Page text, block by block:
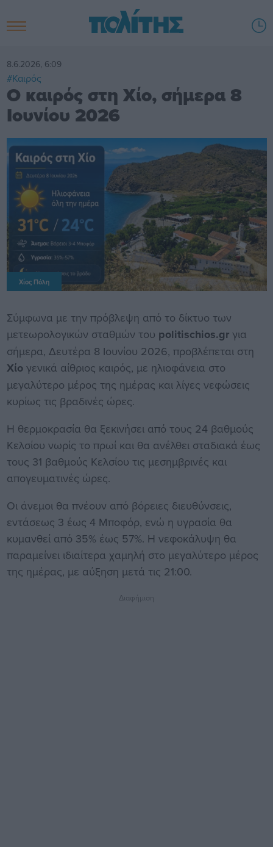
8.6.2026, 6:09
#Καιρός
Ο καιρός στη Χίο, σήμερα 8
Ιουνίου 2026
Χίος Πόλη
Σύμφωνα με την πρόβλεψη από το δίκτυο των
μετεωρολογικών σταθμών του politischios.grγια
σήμερα, Δευτέρα 8 Ιουνίου 2026, προβλέπεται στη
Χίογενικά αίθριος καιρός, με ηλιοφάνεια στο
μεγαλύτερο μέρος της ημέρας και λίγες νεφώσεις
κυρίως τις βραδινές ώρες.
Η θερμοκρασία θα ξεκινήσει από τους 24 βαθμούς
Κελσίου νωρίς το πρωί και θα ανέλθει σταδιακά έως
τους 31 βαθμούς Κελσίου τις μεσημβρινές και
απογευματινές ώρες.
Οι άνεμοι θα πνέουν από βόρειες διευθύνσεις,
εντάσεως 3 έως 4 Μποφόρ, ενώ η υγρασία θα
κυμανθεί από 35% έως 57%. Η νεφοκάλυψη θα
παραμείνει ιδιαίτερα χαμηλή στο μεγαλύτερο μέρος
της ημέρας, με αύξηση μετά τις 21:00.
Διαφήμιση